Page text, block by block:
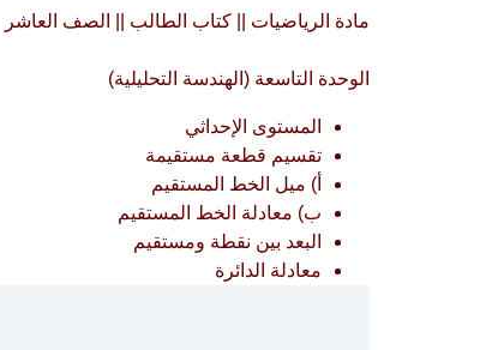
مادة الرياضيات || كتاب الطالب || الصف العاشر
الوحدة التاسعة (الهندسة التحليلية)
المستوى الإحداثي
تقسيم قطعة مستقيمة
أ) ميل الخط المستقيم
ب) معادلة الخط المستقيم
البعد بين نقطة ومستقيم
معادلة الدائرة